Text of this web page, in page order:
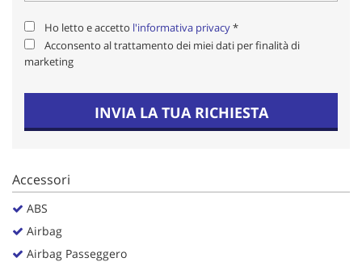
Ho letto e accetto l'informativa privacy*
Acconsento al trattamento dei miei dati per finalità di
marketing
INVIA LA TUA RICHIESTA
Accessori
ABS
Airbag
Airbag Passeggero